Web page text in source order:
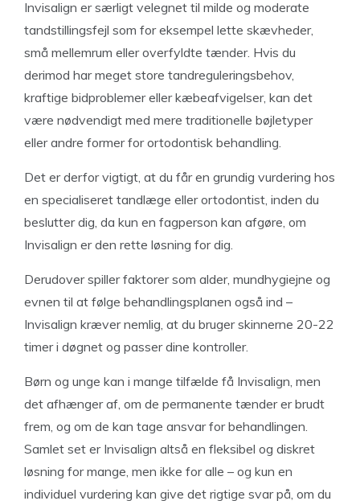
Invisalign er særligt velegnet til milde og moderate
tandstillingsfejl som for eksempel lette skævheder,
små mellemrum eller overfyldte tænder. Hvis du
derimod har meget store tandreguleringsbehov,
kraftige bidproblemer eller kæbeafvigelser, kan det
være nødvendigt med mere traditionelle bøjletyper
eller andre former for ortodontisk behandling.
Det er derfor vigtigt, at du får en grundig vurdering hos
en specialiseret tandlæge eller ortodontist, inden du
beslutter dig, da kun en fagperson kan afgøre, om
Invisalign er den rette løsning for dig.
Derudover spiller faktorer som alder, mundhygiejne og
evnen til at følge behandlingsplanen også ind –
Invisalign kræver nemlig, at du bruger skinnerne 20-22
timer i døgnet og passer dine kontroller.
Børn og unge kan i mange tilfælde få Invisalign, men
det afhænger af, om de permanente tænder er brudt
frem, og om de kan tage ansvar for behandlingen.
Samlet set er Invisalign altså en fleksibel og diskret
løsning for mange, men ikke for alle – og kun en
individuel vurdering kan give det rigtige svar på, om du